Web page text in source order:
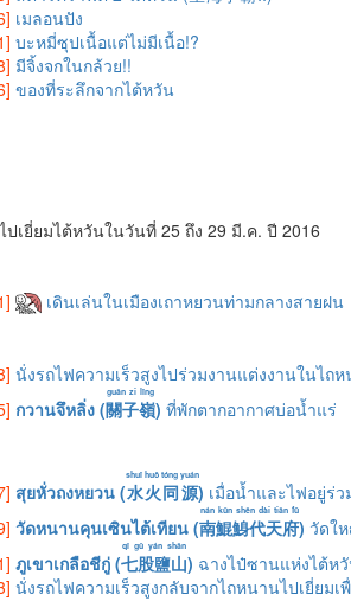
เมลอนปัง
บะหมี่ซุปเนื้อแต่ไม่มีเนื้อ!?
มีจิ้งจกในกล้วย!!
ของที่ระลึกจากไต้หวัน
เยี่ยมไต้หวันในวันที่ 25 ถึง 29 มี.ค. ปี 2016
เดินเล่นในเมืองเถาหยวนท่ามกลางสายฝน
นั่งรถไฟความเร็วสูงไปร่วมงานแต่งงานในไถ
กวานจึหลิ่ง (關子嶺
guān zi lǐng
) ที่พักตากอากาศบ่อน้ำแร่
สุยหั่วถงหยวน (水火同源
shuǐ huǒ tóng yuán
) เมื่อน้ำและไฟอยู่ร่
วัดหนานคุนเซินไต้เทียน (南鯤鯓代天府
nán kūn shēn dài tiān fǔ
) วัดใ
ภูเขาเกลือชีกู่ (七股鹽山
qī gǔ yán shān
) ฉางไป๋ซานแห่งไต้ห
นั่งรถไฟความเร็วสูงกลับจากไถหนานไปเยี่ยม